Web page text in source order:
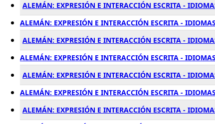
ALEMÁN: EXPRESIÓN E INTERACCIÓN ESCRITA -
ALEMÁN: EXPRESIÓN E INTERACCIÓN ESCRITA -
ALEMÁN: EXPRESIÓN E INTERACCIÓN ESCRITA -
ALEMÁN: EXPRESIÓN E INTERACCIÓN ESCRITA -
ALEMÁN: EXPRESIÓN E INTERACCIÓN ESCRITA -
ALEMÁN: EXPRESIÓN E INTERACCIÓN ESCRITA -
ALEMÁN: EXPRESIÓN E INTERACCIÓN ESCRITA -